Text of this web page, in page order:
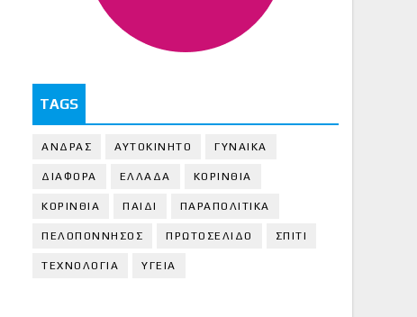
TAGS
ΑΝΔΡΑΣ ΑΥΤΟΚΙΝΗΤΟ ΓΥΝΑΙΚΑ
ΔΙΑΦΟΡΑ ΕΛΛΑΔΑ ΚΟΡΙΝΘΙΑ
ΚΟΡΙΝΘΙA ΠΑΙΔΙ ΠΑΡΑΠΟΛΙΤΙΚΑ
ΠΕΛΟΠΟΝΝΗΣΟΣ ΠΡΩΤΟΣΕΛΙΔΟ ΣΠΙΤΙ
ΤΕΧΝΟΛΟΓΙΑ ΥΓΕΙΑ